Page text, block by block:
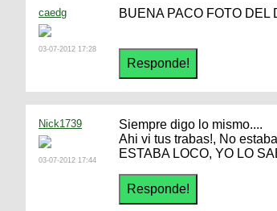
caedg
03-07-2012 17:28
BUENA PACO FOTO DEL
Nick1739
03-07-2012 17:44
Siempre digo lo mismo....
Ahi vi tus trabas!, No
ESTABA LOCO, YO LO